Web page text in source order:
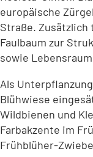
europäische
Straße. Zusätzlich
Faulbaum zur
sowie
Als
Blühwiese
Wildbienen und
Farbakzente im
Frühblüher-